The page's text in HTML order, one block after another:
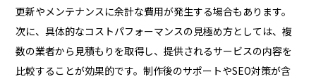
更新やメンテナンスに余計な費用が発生する場合もあります。
次に、具体的なコストパフォーマンスの見極め方としては、複
数の業者から見積もりを取得し、提供されるサービスの内容を
比較することが効果的です。制作後のサポートやSEO対策が含